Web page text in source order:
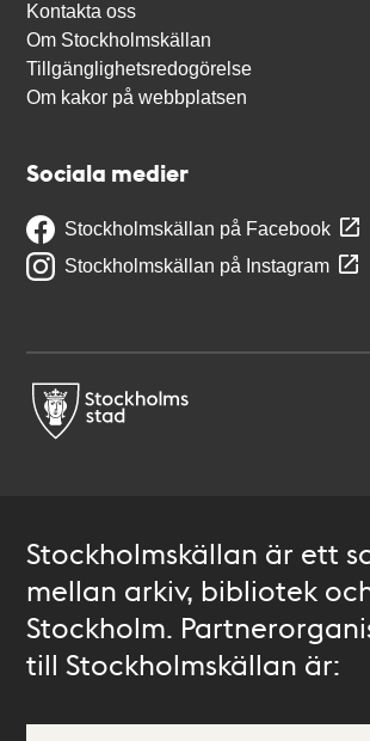
Kontakta oss
Om Stockholmskällan
Tillgänglighetsredogörelse
Om kakor på webbplatsen
Sociala medier
Stockholmskällan på Facebook
Stockholmskällan på Instagram
Stockholmskällan är ett
mellan arkiv, bibliotek
Stockholm.
till Stockholmskällan är: